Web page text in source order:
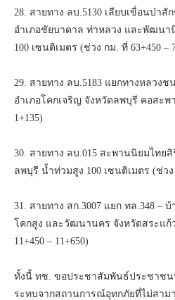
28. สายทาง ลบ.5130 เลียบเขื่อนป่า
อำเภอชัยบาดาล ท่าหลวง และพัฒน
100 เซนติเมตร (ช่วง กม. ที่ 63+450 –
29. สายทาง ลบ.5183 แยกทางหลวงช
อำเภอโคกเจริญ จังหวัดลพบุรี คอสะพ
1+135)
30. สายทาง ลบ.015 สะพานนิยมไทย
ลพบุรี น้ำท่วมสูง 100 เซนติเมตร (ช่วง
31. สายทาง สก.3007 แยก ทล.348 –
โคกสูง และวัฒนานคร จังหวัดสระแก้
11+450 – 11+650)
ทั้งนี้ ทช. ขอประชาสัมพันธ์ประชาชน
ระทบจากสถานการณ์อุทกภัยที่ไม่สาม